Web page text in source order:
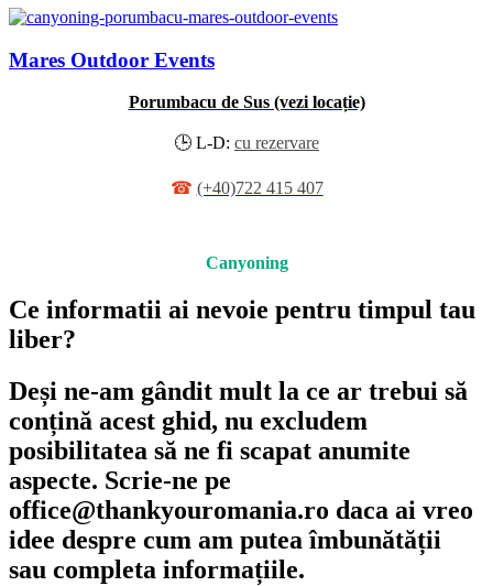
Mares Outdoor Events
Porumbacu de Sus (vezi locație)
🕒 L-D: cu rezervare
☎ (+40)722 415 407
Canyoning
Ce informatii ai nevoie pentru timpul tau
liber?
Deși ne-am gândit mult la ce ar trebui să
conțină acest ghid, nu excludem
posibilitatea să ne fi scapat anumite
aspecte. Scrie-ne pe
office@thankyouromania.ro daca ai vreo
idee despre cum am putea îmbunătății
sau completa informațiile.